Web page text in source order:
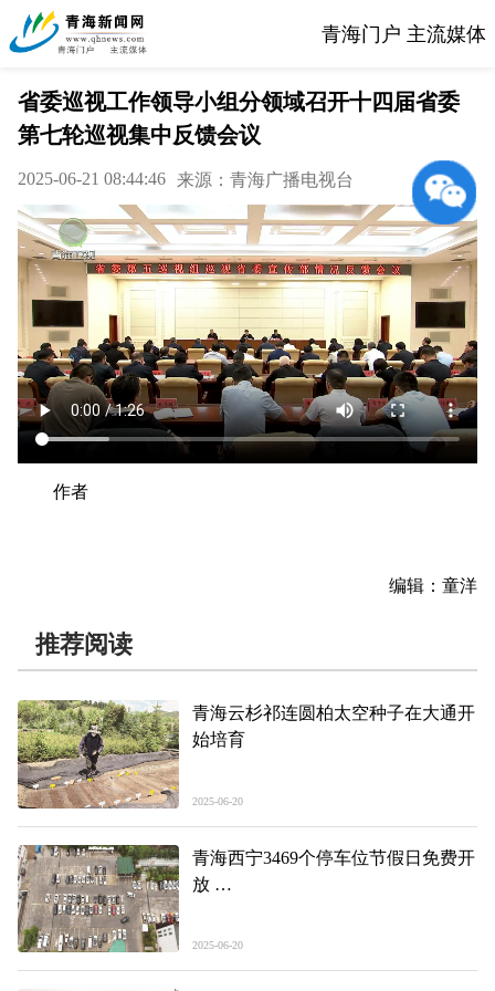
青海门户 主流媒体
省委巡视工作领导小组分领域召开十四届省委
第七轮巡视集中反馈会议
2025-06-21 08:44:46 来源：青海广播电视台
作者
编辑：童洋
推荐阅读
青海云杉祁连圆柏太空种子在大通开
始培育
2025-06-20
青海西宁3469个停车位节假日免费开
放
2025-06-20